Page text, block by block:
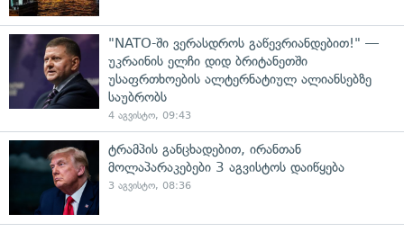
"NATO-ში ვერასდროს გაწევრიანდებით!" —
უკრაინის ელჩი დიდ ბრიტანეთში
უსაფრთხოების ალტერნატიულ ალიანსებზე
საუბრობს
4 აგვისტო, 09:43
ტრამპის განცხადებით, ირანთან
მოლაპარაკებები 3 აგვისტოს დაიწყება
3 აგვისტო, 08:36